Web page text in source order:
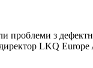
проблеми з
LKQ